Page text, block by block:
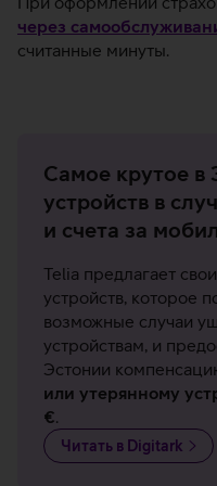
через
считанные минуты.
Самое крутое в
устройств в
и счета за
Telia предлагает
устройств, которое
возможные случаи
устройствам, и
Эстонии
или утерянному
€.
Читать в Digitark